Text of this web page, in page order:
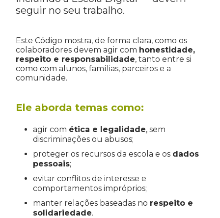
seguir no seu trabalho.
Este Código mostra, de forma clara, como os
colaboradores devem agir com honestidade,
respeito e responsabilidade, tanto entre si
como com alunos, famílias, parceiros e a
comunidade.
Ele aborda temas como:
agir com ética e legalidade, sem
discriminações ou abusos;
proteger os recursos da escola e os dados
pessoais;
evitar conflitos de interesse e
comportamentos impróprios;
manter relações baseadas no respeito e
solidariedade.